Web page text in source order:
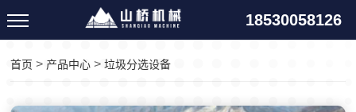
18530058126
首页 > 产品中心 >垃圾分选设备